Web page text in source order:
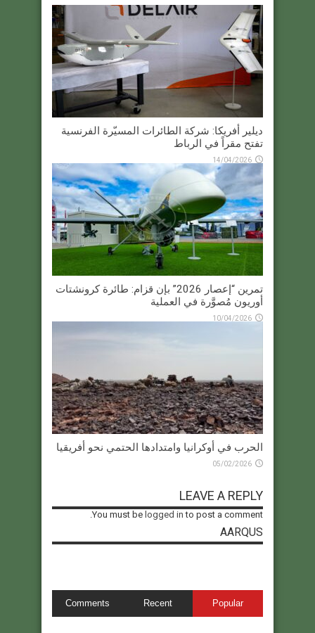
ديلير أفريكا: شركة الطائرات المسيّرة الفرنسية
تفتح مقراً في الرباط
14/04/2026
تمرين “إعصار 2026” بإن قزام: طائرة كرونشتات
أوريون مُصوَّرة في العملية
10/04/2026
الحرب في أوكرانيا وامتدادها الحتمي نحو أفريقيا
05/02/2026
LEAVE A REPLY
You must be logged in to post a comment.
AARQUS
Popular
Recent
Comments